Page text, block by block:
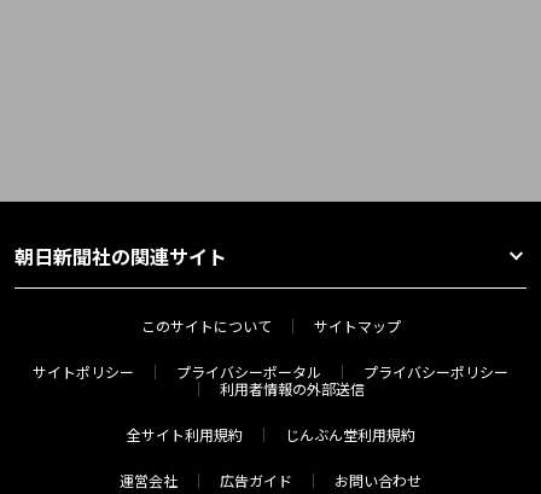
朝日新聞社の関連サイト
このサイトについて サイトマップ
サイトポリシー プライバシーポータル
プライバシーポリシー
利用者情報の外部送信
全サイト利用規約 じんぶん堂利用規約
運営会社 広告ガイド お問い合わせ